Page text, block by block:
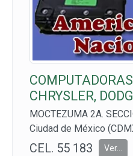
CHRYSLER,
MOCTEZUMA 2A.
Ciudad de México
CEL. 55 183
Ver...